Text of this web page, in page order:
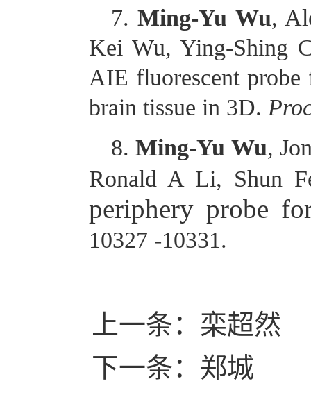
7.Ming-Yu Wu,
Kei Wu, Ying-Shing
AIE fluorescent
brain tissue in 3D.
8.Ming-Yu Wu,
Ronald A Li, Shun
periphery probe
10327 -10331.
上一条：栾超然
下一条：郑城